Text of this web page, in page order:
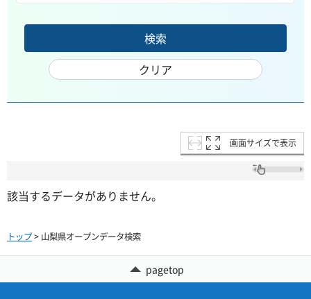
画面サイズで表示
該当するデータがありません。
トップ> 山梨県オープンデータ検索
pagetop